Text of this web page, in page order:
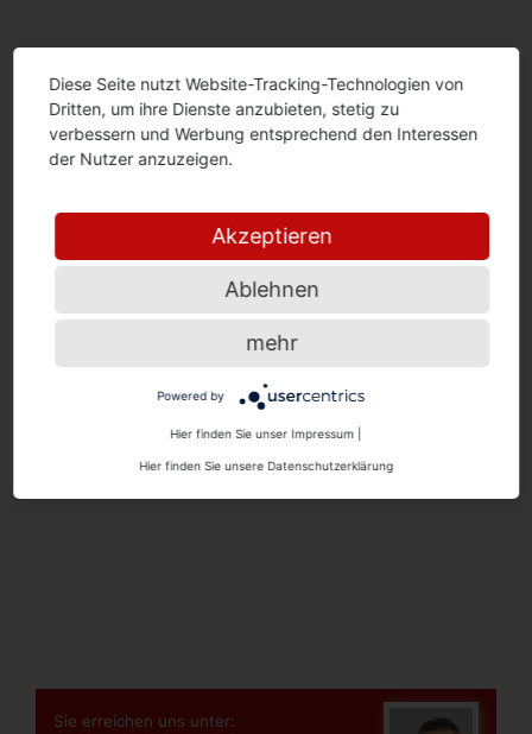
Sie erreichen uns unter:
Diese Seite nutzt Website-Tracking-Technologien von
Dritten, um ihre Dienste anzubieten, stetig zu
verbessern und Werbung entsprechend den Interessen
der Nutzer anzuzeigen.
Akzeptieren
Ablehnen
mehr
Powered by
Hier finden Sie unser Impressum
Hier finden Sie unsere Datenschutzerklärung